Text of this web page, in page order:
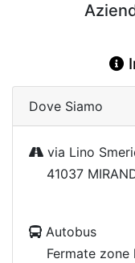
Dove Siamo
via Lino
41037
Autobus
Fermate